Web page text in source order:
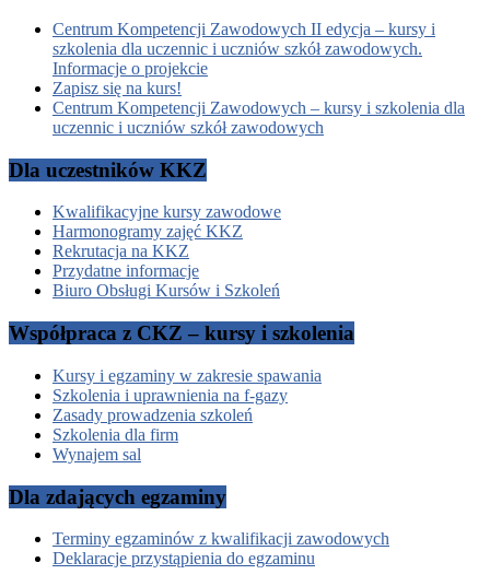
Centrum Kompetencji Zawodowych II edycja – kursy i
szkolenia dla uczennic i uczniów szkół zawodowych.
Informacje o projekcie
Zapisz się na kurs!
Centrum Kompetencji Zawodowych – kursy i szkolenia dla
uczennic i uczniów szkół zawodowych
Dla uczestników KKZ
Kwalifikacyjne kursy zawodowe
Harmonogramy zajęć KKZ
Rekrutacja na KKZ
Przydatne informacje
Biuro Obsługi Kursów i Szkoleń
Współpraca z CKZ – kursy i szkolenia
Kursy i egzaminy w zakresie spawania
Szkolenia i uprawnienia na f-gazy
Zasady prowadzenia szkoleń
Szkolenia dla firm
Wynajem sal
Dla zdających egzaminy
Terminy egzaminów z kwalifikacji zawodowych
Deklaracje przystąpienia do egzaminu